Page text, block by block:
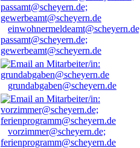
passamt@scheyern.de;
gewerbeamt@scheyern.de
grundabgaben@scheyern.de
vorzimmer@scheyern.de;
ferienprogramm@scheyern.de